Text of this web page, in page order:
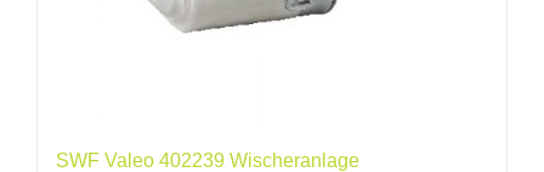
SWF Valeo 402239 Wischeranlage